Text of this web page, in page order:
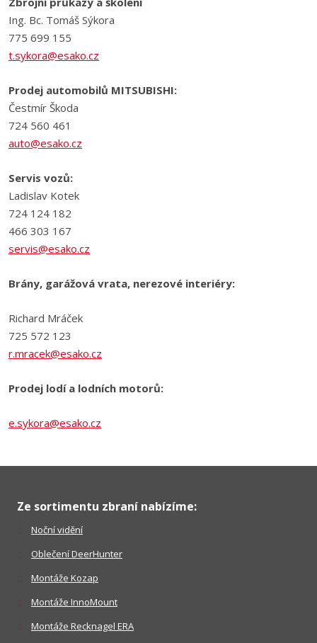
Ing. Bc. Tomáš Sýkora
775 699 155
t.sykora@esako.cz
Prodej automobilů MITSUBISHI:
Čestmír Škoda
724 560 461
auto@esako.cz
Servis vozů:
Ladislav Kotek
724 124 182
466 303 167
servis@esako.cz
Brány, garážová vrata, nerezové interiéry:
Richard Mráček
725 572 123
r.mracek@esako.cz
Prodej lodí a lodních motorů:
e.sykora@esako.cz
Ze sortimentu zbraní nabízíme:
Noční vidění
Oblečení DeerHunter
Montáže Kozap
Montáže InnoMount
Montáže Recknagel ERA